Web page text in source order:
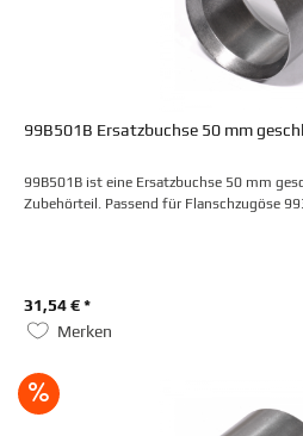
99B501B Ersatzbuchse 50 mm
99B501B ist eine Ersatzbuchse 50 mm
Zubehörteil. Passend für Flanschzugöse
31,54 € *
Merken